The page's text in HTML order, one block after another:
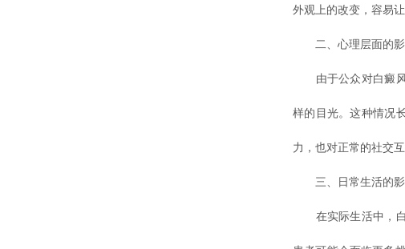
外观上的改变，容易
二、心理层面的影
由于公众对白癜风
样的目光。这种情况
力，也对正常的社交
三、日常生活的影
在实际生活中，白